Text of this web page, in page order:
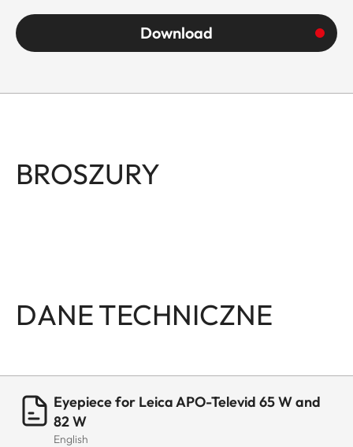
Download
BROSZURY
DANE TECHNICZNE
Eyepiece for Leica APO-Televid 65 W and
82 W
English